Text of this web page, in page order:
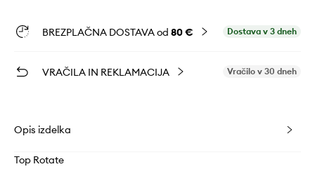
BREZPLAČNA DOSTAVA od 80 € Dostava v 3 dneh
VRAČILA IN REKLAMACIJA Vračilo v 30 dneh
Opis izdelka
Top Rotate